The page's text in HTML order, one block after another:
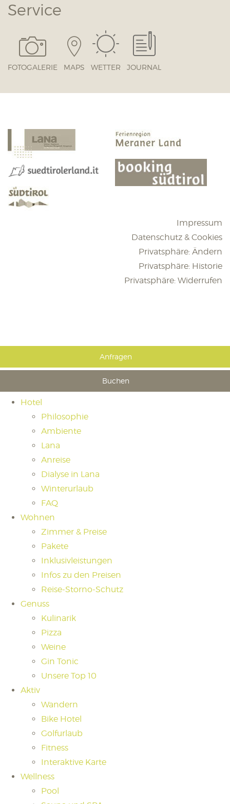
Service
FOTOGALERIE MAPS WETTER JOURNAL
Impressum
Datenschutz & Cookies
Privatsphäre: Ändern
Privatsphäre: Historie
Privatsphäre: Widerrufen
Anfragen
Buchen
Hotel
Philosophie
Ambiente
Lana
Anreise
Dialyse in Lana
Winterurlaub
FAQ
Wohnen
Zimmer & Preise
Pakete
Inklusivleistungen
Infos zu den Preisen
Reise-Storno-Schutz
Genuss
Kulinarik
Pizza
Weine
Gin Tonic
Unsere Top 10
Aktiv
Wandern
Bike Hotel
Golfurlaub
Fitness
Interaktive Karte
Wellness
Pool